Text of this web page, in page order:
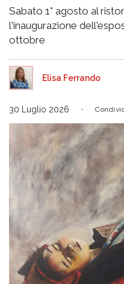
Sabato 1° agosto al
l'inaugurazione
ottobre
Elisa Ferrando
30 Luglio 2026